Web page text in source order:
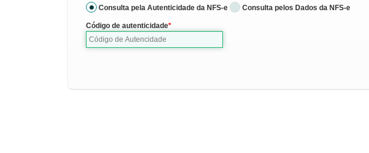
Consulta pela Autenticidade da NFS-e Consulta pelos Dados da NFS-e
Código de autenticidade